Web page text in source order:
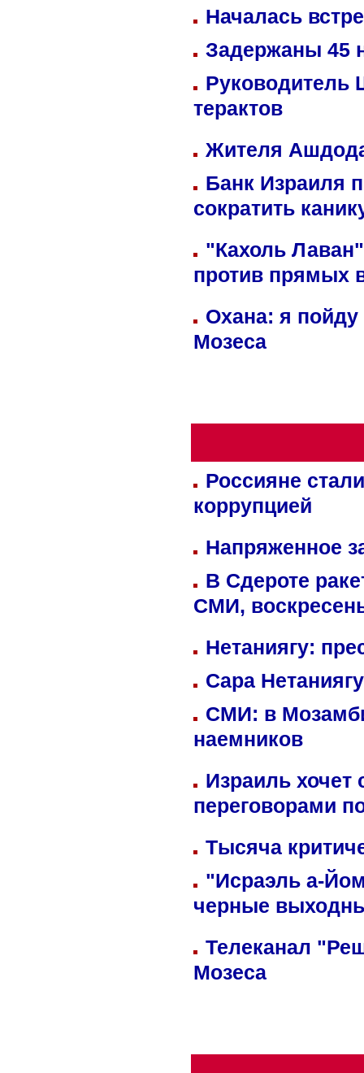
Началась
Задержаны 45
Руководитель
терактов
Жителя
Банк Израиля
сократить
"Кахоль
против прямых
Охана: я пойду
Мозеса
Россияне
коррупцией
Напряженное
В Сдероте
СМИ,
Нетаниягу:
Сара
СМИ: в
наемников
Израиль хочет
переговорами
Тысяча
"Исраэль а-
черные
Телеканал
Мозеса